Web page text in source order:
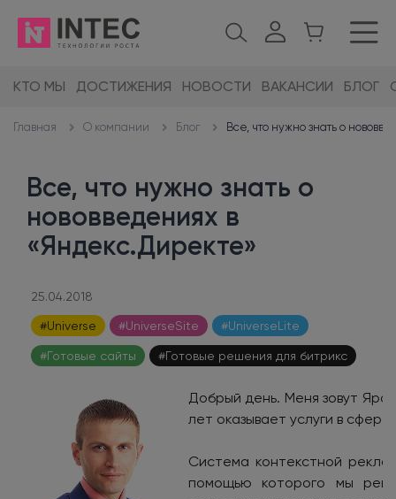
КТО МЫ ДОСТИЖЕНИЯ НОВОСТИ ВАКАНСИИ БЛОГ
Главная О компании Блог Все, что нужно знать о
Все, что нужно знать о
нововведениях в
«Яндекс.Директе»
25.04.2018
#Universe #UniverseSite #UniverseLite
#Готовые сайты #Готовые решения для битрикс
Добрый день. Меня зовут
лет оказывает услуги в
Система контекстной
помощью которого мы